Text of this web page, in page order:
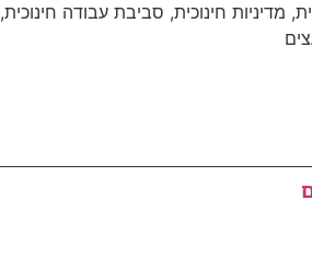
, מדיניות חינוכית, סביבת עבודה חינוכית,